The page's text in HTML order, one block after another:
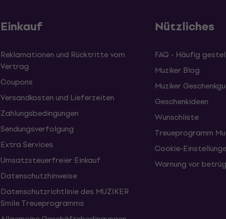
Einkauf
Reklamationen und Rücktritte vom
Vertrag
Coupons
Versandkosten und Lieferzeiten
Zahlungsbedingungen
Sendungsverfolgung
Extra Services
Umsatzsteuerfreier Einkauf
Datenschutzhinweise
Datenschutzrichtlinie des MUZIKER
Smile Treueprogramms
Nützliches
FAQ - Häufig
Muziker Blog
Muziker
Geschenkideen
Wunschliste
Treueprogramm
Cookie-
Warnung vor